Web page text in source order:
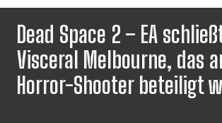
Dead Space 2 – EA
Visceral Melbourne, das
Horror-Shooter beteiligt